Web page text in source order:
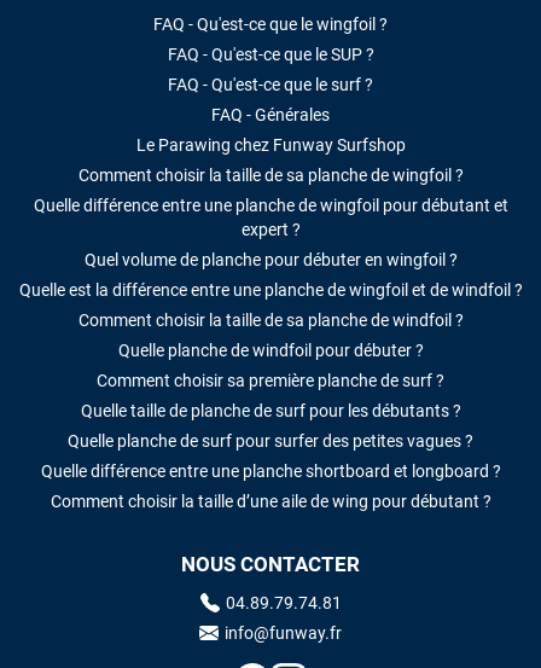
FAQ - Qu'est-ce que le wingfoil ?
FAQ - Qu'est-ce que le SUP ?
FAQ - Qu'est-ce que le surf ?
FAQ - Générales
Le Parawing chez Funway Surfshop
Comment choisir la taille de sa planche de wingfoil ?
Quelle différence entre une planche de wingfoil pour débutant et
expert ?
Quel volume de planche pour débuter en wingfoil ?
Quelle est la différence entre une planche de wingfoil et de windfoil ?
Comment choisir la taille de sa planche de windfoil ?
Quelle planche de windfoil pour débuter ?
Comment choisir sa première planche de surf ?
Quelle taille de planche de surf pour les débutants ?
Quelle planche de surf pour surfer des petites vagues ?
Quelle différence entre une planche shortboard et longboard ?
Comment choisir la taille d’une aile de wing pour débutant ?
NOUS CONTACTER
04.89.79.74.81
info@funway.fr